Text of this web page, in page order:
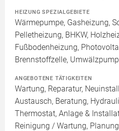
HEIZUNG SPEZIALGEBIETE
Wärmepumpe, Gasheizung,
Pelletheizung, BHKW,
Fußbodenheizung,
Brennstoffzelle,
ANGEBOTENE TÄTIGKEITEN
Wartung, Reparatur,
Austausch, Beratung,
Thermostat, Anlage &
Reinigung / Wartung,